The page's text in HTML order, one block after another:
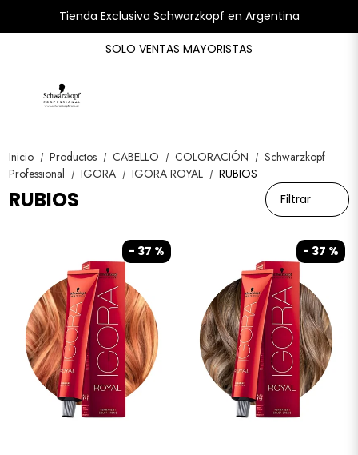
Tienda Exclusiva Schwarzkopf en Argentina
SOLO VENTAS MAYORISTAS
Inicio / Productos / CABELLO / COLORACIÓN / Schwarzkopf
Professional
/ IGORA / IGORA ROYAL / RUBIOS
RUBIOS Filtrar
- 37 % - 37 %